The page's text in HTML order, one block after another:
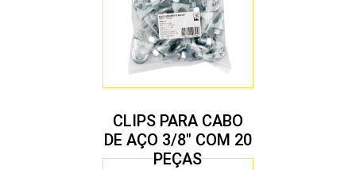
CLIPS PARA CABO
DE AÇO 3/8″ COM 20
PEÇAS